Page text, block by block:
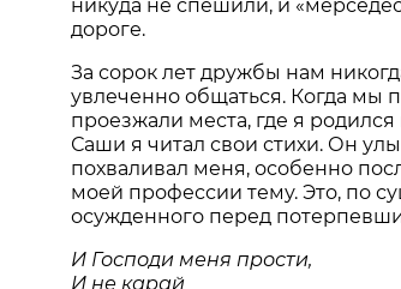
никуда не спешили, и
дороге.
За сорок лет дружбы нам
увлеченно общаться. Когда мы
проезжали места, где я
Саши я читал свои стихи. Он
похваливал меня, особенно
моей профессии тему. Это, по
осужденного перед
И Господи меня прости,
И не карай